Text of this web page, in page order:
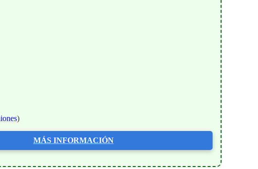
)
MÁS INFORMACIÓN